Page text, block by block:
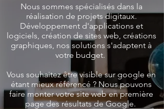
Nous sommes spécialisés dans la
réalisation de projets digitaux.
Développement d'applications et
logiciels, création de sites web, créations
graphiques, nos solutions s'adaptent à
votre budget.
Vous souhaitez être visible sur google en
étant mieux référencé ? Nous pouvons
faire monter votre site web en première
page des résultats de Google.